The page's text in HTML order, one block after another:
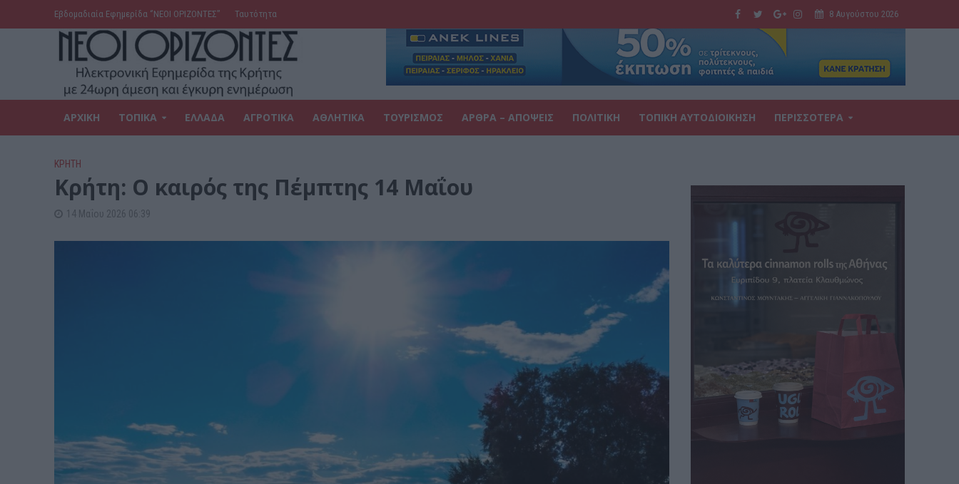
Εβδομαδιαία Εφημερίδα ‘’ΝΕΟΙ ΟΡΙΖΟΝΤΕΣ’’ Ταυτότητα 8 Αυγούστου 2026
ΑΡΧΙΚΗ ΤΟΠΙΚΑ ΕΛΛΑΔΑ ΑΓΡΟΤΙΚΑ ΑΘΛΗΤΙΚΑ ΤΟΥΡΙΣΜΟΣ ΑΡΘΡΑ – ΑΠΟΨΕΙΣ ΠΟΛΙΤΙΚΗ ΤΟΠΙΚΗ ΑΥΤΟΔΙΟΙΚΗΣΗ ΠΕΡΙΣΣΟΤΕΡΑ
ΚΡΗΤΗ
Κρήτη: Ο καιρός της Πέμπτης 14 Μαΐου
14 Μαΐου 2026 06:39